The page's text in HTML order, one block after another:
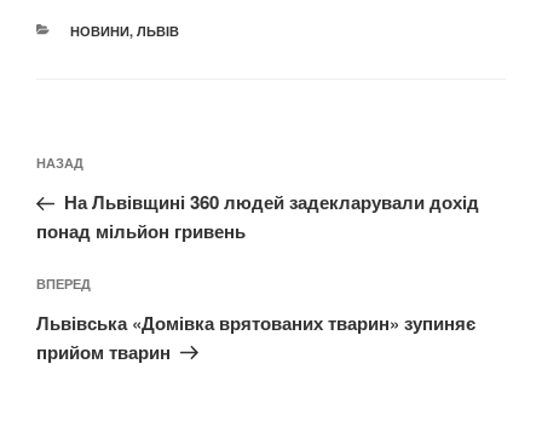
КАТЕГОРІЇ
НОВИНИ, ЛЬВІВ
записів
Попередній
запис:
НАЗАД
На Львівщині 360 людей задекларували дохід
понад мільйон гривень
Наступний
запис
ВПЕРЕД
Львівська «Домівка врятованих тварин» зупиняє
прийом тварин